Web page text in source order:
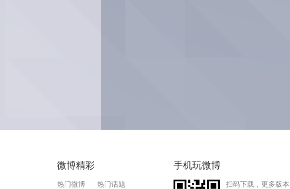
微博精彩
热门微博 热门话题
手机玩微博
扫码下载，更多版本